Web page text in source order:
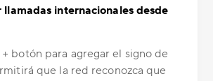
llamadas internacionales desde
botón para agregar el signo de
que la red reconozca que